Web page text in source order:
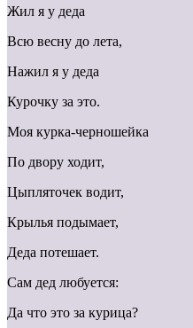
Жил я у деда
Всю весну до лета,
Нажил я у деда
Курочку за это.
Моя курка-черношейка
По двору ходит,
Цыпляточек водит,
Крылья подымает,
Деда потешает.
Сам дед любуется:
Да что это за курица?